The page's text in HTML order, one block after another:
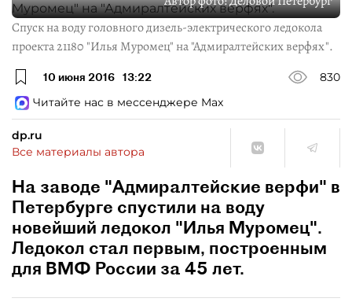
Спуск на воду головного дизель-электрического ледокола
проекта 21180 "Илья Муромец" на "Адмиралтейских верфях".
10 июня 2016 13:22
830
Читайте нас в мессенджере Max
dp.ru
Все материалы автора
На заводе "Адмиралтейские верфи" в
Петербурге спустили на воду
новейший ледокол "Илья Муромец".
Ледокол стал первым, построенным
для ВМФ России за 45 лет.